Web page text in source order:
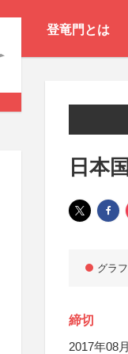
登竜門とは
日本
グラ
締切
2017年08